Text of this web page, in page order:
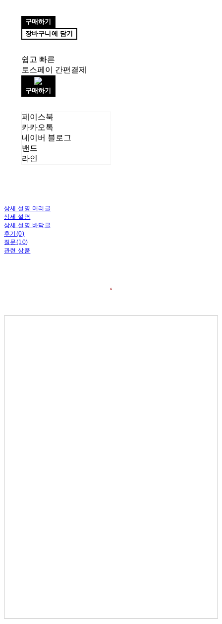
구매하기
장바구니에 담기
쉽고 빠른
토스페이 간편결제
구매하기
페이스북
카카오톡
네이버 블로그
밴드
라인
상세 설명 머리글
상세 설명
상세 설명 바닥글
후기(0)
질문(10)
관련 상품
❛